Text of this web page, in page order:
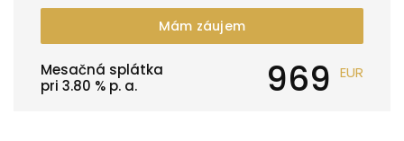
Mám záujem
Mesačná splátka
pri 3.80 % p. a. 969 EUR